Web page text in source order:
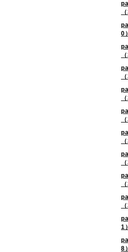
0）
1）
8）